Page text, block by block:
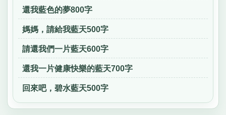
還我藍色的夢800字
媽媽，請給我藍天500字
請還我們一片藍天600字
還我一片健康快樂的藍天700字
回來吧，碧水藍天500字